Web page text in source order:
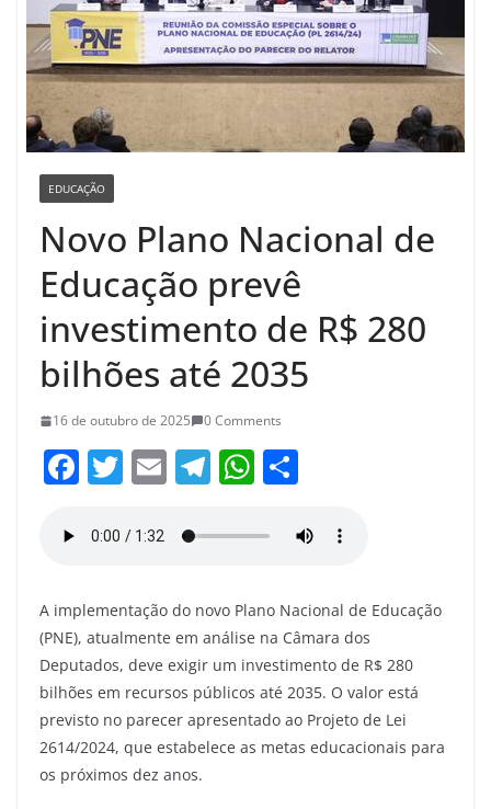
EDUCAÇÃO
Novo Plano Nacional de
Educação prevê
investimento de R$ 280
bilhões até 2035
16 de outubro de 2025 0 Comments
F
c
b
o
o
k
T
itt
E
ai
T
e
a
m
W
at
A
p
p
ar
A implementação do novo Plano Nacional de Educação
(PNE), atualmente em análise na Câmara dos
Deputados, deve exigir um investimento de R$ 280
bilhões em recursos públicos até 2035. O valor está
previsto no parecer apresentado ao Projeto de Lei
2614/2024, que estabelece as metas educacionais para
os próximos dez anos.